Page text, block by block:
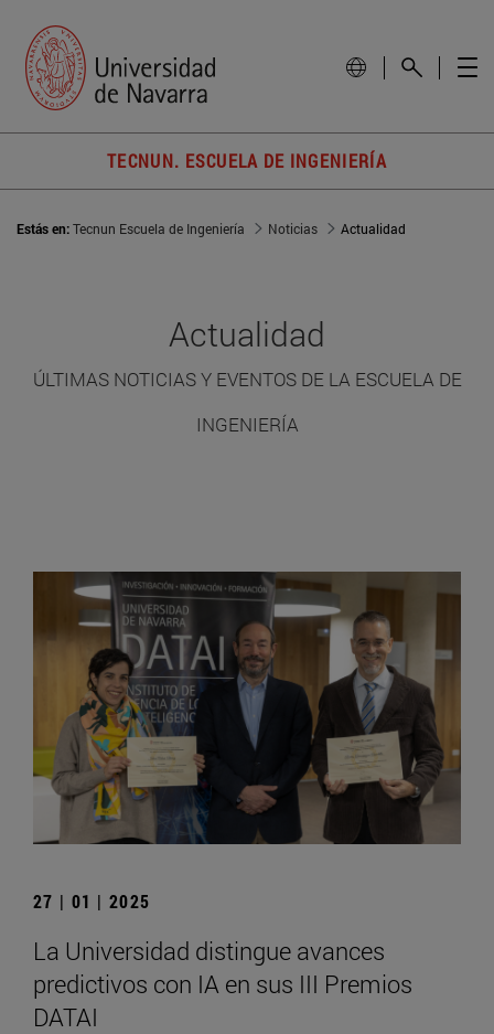
TECNUN. ESCUELA DE INGENIERÍA
Estás en:Tecnun Escuela de Ingeniería Noticias Actualidad
Actualidad
ÚLTIMAS NOTICIAS Y EVENTOS DE LA ESCUELA DE
INGENIERÍA
27 | 01 | 2025
La Universidad distingue avances
predictivos con IA en sus III Premios
DATAI